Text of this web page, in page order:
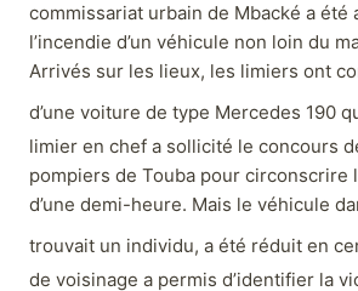
commissariat urbain de Mbacké a été
l’incendie d’un véhicule non loin du
Arrivés sur les lieux, les limiers ont
d’une voiture de type Mercedes 190
limier en chef a sollicité le concours
pompiers de Touba pour circonscrire
d’une demi-heure. Mais le véhicule
trouvait un individu, a été réduit en
de voisinage a permis d’identifier la